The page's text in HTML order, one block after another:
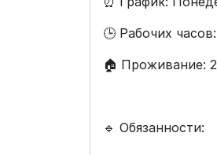
🕒 Рабочих
🏠 Проживание:
🔹 Обязанности: